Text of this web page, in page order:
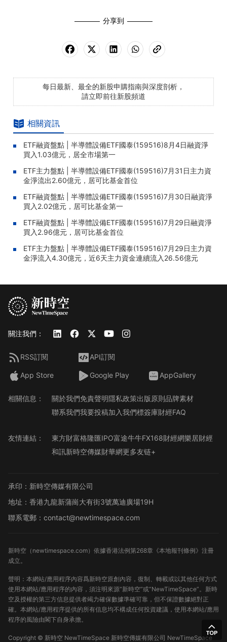
分享到
每日最新、最全的新股申購指南與深度剖析，
請立即前往新股頻道
相關資訊
ETF融資盤點 | 半導體設備ETF國泰(159516)8月4日融資淨
買入1.03億元，居全市場第一
ETF主力盤點 | 半導體設備ETF國泰(159516)7月31日主力資
金淨流出2.60億元，居可比基金首位
ETF融資盤點 | 半導體設備ETF國泰(159516)7月30日融資淨
買入2.02億元，居可比基金第一
ETF融資盤點 | 半導體設備ETF國泰(159516)7月29日融資淨
買入2.96億元，居可比基金首位
ETF主力盤點 | 半導體設備ETF國泰(159516)7月29日主力資
金淨流入4.30億元，近6天主力資金連續流入26.56億元
關注我們：
RSS訂閱 API訂閱
App Store Google Play AppGallery
相關信息： 關於我們免責聲明隱私政策出版原則品牌素材
聯系我們我要投稿加入我們標簽庫財經FAQ
友情連結： 東方財富格隆匯IPO富途牛牛FX168財經網樂居財經
和訊新時空傳媒財華網更多友链+
承印：新時空傳媒有限公司
地址：香港九龍新蒲崗大有街3號萬迪廣場19H
聯系電郵：contact@newtimespace.com
新時空（ newtimespace.com）依據香港法例第268章《本地報刊條例》注冊
成立。
聲明：本網站/應用程序內容爲新時空原創內容，復制、轉載或以其他任何方式
使用本網站/應用程序的內容，須注明來源“新時空”或“NewTimeSpace”。新時
空及授權的第三方信息提供者竭力確保數據準確可靠，但不保證數據絕對正
確。本網站/應用程序提供的所有信息均不構成任何投資建議，使用本網站/應用
程序的風險由閣下自身承擔。
Copyright © 新時空 NewTimeSpace 新時空傳媒有限公司 NewTimeSpace